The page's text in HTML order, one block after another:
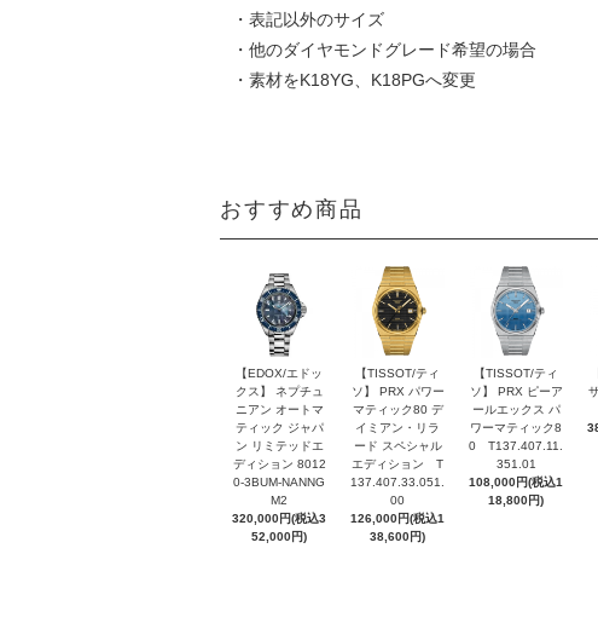
・表記以外のサイズ
・他のダイヤモンドグレード希望の場合
・素材をK18YG、K18PGへ変更
おすすめ商品
【EDOX/エドッ
クス】 ネプチュ
ニアン オートマ
ティック ジャパ
ン リミテッドエ
ディション 8012
0-3BUM-NANNG
M2
320,000円(税込3
52,000円)
【TISSOT/ティ
ソ】 PRX パワー
マティック80 デ
イミアン・リラ
ード スペシャル
エディション T
137.407.33.051.
00
126,000円(税込1
38,600円)
【TISSOT/ティ
ソ】 PRX ピーア
ールエックス パ
ワーマティック8
0 T137.407.11.
351.01
108,000円(税込1
18,800円)